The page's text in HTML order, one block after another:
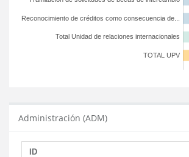
TOTAL UPV
Total Unidad de relaciones internacionales
Reconocimiento de créditos como consecuencia de...
Administración (ADM)
ID